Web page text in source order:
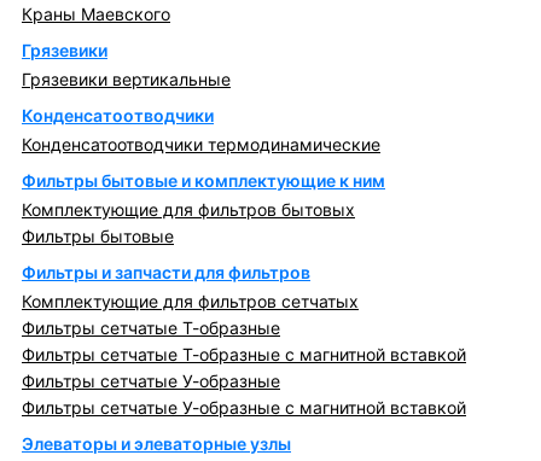
Краны Маевского
Грязевики
Грязевики вертикальные
Конденсатоотводчики
Конденсатоотводчики термодинамические
Фильтры бытовые и комплектующие к ним
Комплектующие для фильтров бытовых
Фильтры бытовые
Фильтры и запчасти для фильтров
Комплектующие для фильтров сетчатых
Фильтры сетчатые Т-образные
Фильтры сетчатые Т-образные с магнитной вставкой
Фильтры сетчатые У-образные
Фильтры сетчатые У-образные с магнитной вставкой
Элеваторы и элеваторные узлы